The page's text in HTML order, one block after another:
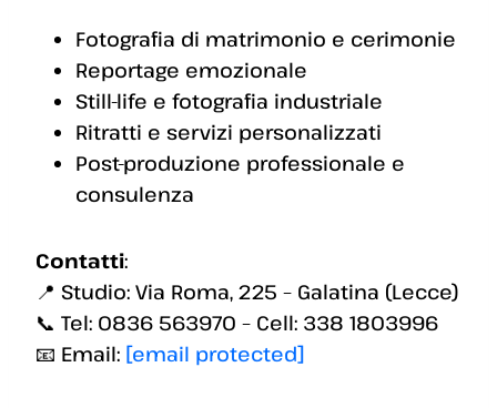
Fotografia di matrimonio e cerimonie
Reportage emozionale
Still-life e fotografia industriale
Ritratti e servizi personalizzati
Post-produzione professionale e
consulenza
Contatti:
📍 Studio: Via Roma, 225 – Galatina (Lecce)
📞 Tel: 0836 563970 – Cell: 338 1803996
📧 Email: [email protected]